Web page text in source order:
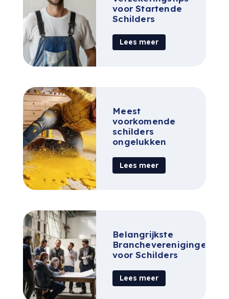
voor Startende
Schilders
Lees meer
Meest
voorkomende
schilders
ongelukken
Lees meer
Belangrijkste
Brancheverenigingen
voor Schilders
Lees meer